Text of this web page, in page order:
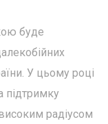
буде
У цьому році
підтримку
радіусом